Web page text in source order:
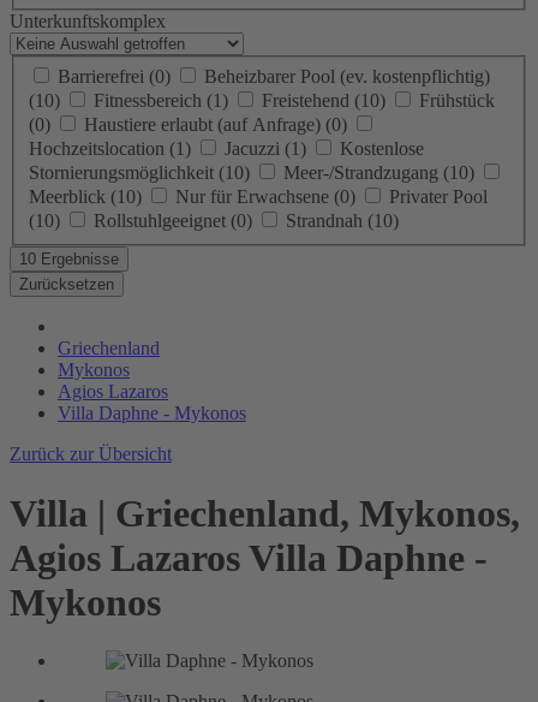
Unterkunftskomplex
Barrierefrei (0)
Beheizbarer Pool (ev. kostenpflichtig)
(10)
Fitnessbereich (1) Freistehend (10)
Frühstück
(0)
Haustiere erlaubt (auf Anfrage) (0)
Hochzeitslocation (1) Jacuzzi (1)
Kostenlose
Stornierungsmöglichkeit (10) Meer-/Strandzugang (10)
Meerblick (10) Nur für Erwachsene (0)
Privater Pool
(10)
Rollstuhlgeeignet (0) Strandnah (10)
10 Ergebnisse
Zurücksetzen
Griechenland
Mykonos
Agios Lazaros
Villa Daphne - Mykonos
Zurück zur Übersicht
Villa | Griechenland, Mykonos,
Agios LazarosVilla Daphne -
Mykonos